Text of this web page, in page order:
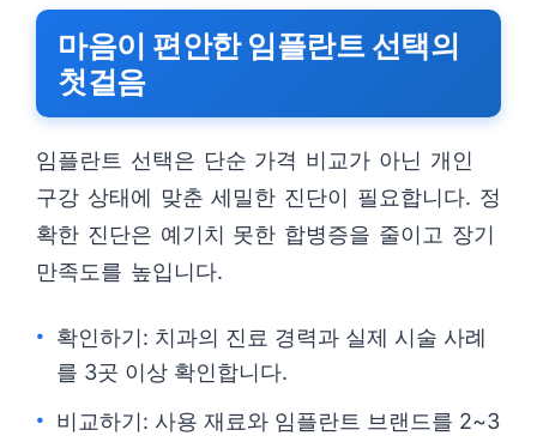
마음이 편안한 임플란트 선택의
첫걸음
임플란트 선택은 단순 가격 비교가 아닌 개인
구강 상태에 맞춘 세밀한 진단이 필요합니다. 정
확한 진단은 예기치 못한 합병증을 줄이고 장기
만족도를 높입니다.
확인하기: 치과의 진료 경력과 실제 시술 사례
를 3곳 이상 확인합니다.
비교하기: 사용 재료와 임플란트 브랜드를 2~3